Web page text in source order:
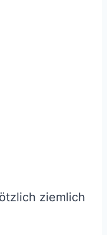
ziemlich